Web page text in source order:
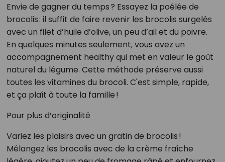
Envie de gagner du temps ? Essayez la poêlée de
brocolis : il suffit de faire revenir les brocolis surgelés
avec un filet d’huile d’olive, un peu d’ail et du poivre.
En quelques minutes seulement, vous avez un
accompagnement healthy qui met en valeur le goût
naturel du légume. Cette méthode préserve aussi
toutes les vitamines du brocoli. C'est simple, rapide,
et ça plaît à toute la famille !
Pour plus d’originalité
Variez les plaisirs avec un gratin de brocolis !
Mélangez les brocolis avec de la crème fraîche